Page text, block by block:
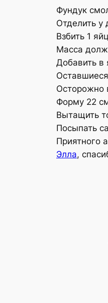
Фундук
Отделить у
Взбить 1
Масса
Добавить в
Осторожно
Форму 22
Вытащить
Посыпать
Приятного
Элла,